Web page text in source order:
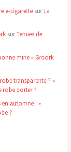
e-cigarette surLa
surTenues de
mine » Groork
transparente ? »
robe porter ?
en automne »
?